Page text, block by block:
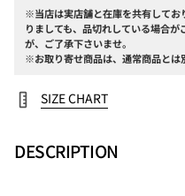
※当店は実店舗と在庫を共有してお
りましても、品切れしている場合
が、ご了承下さいませ。
※お取り寄せ商品は、通常商品とは
SIZE CHART
DESCRIPTION